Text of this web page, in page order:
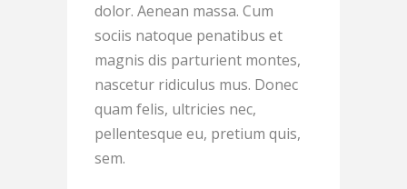
dolor. Aenean massa. Cum
sociis natoque penatibus et
magnis dis parturient montes,
nascetur ridiculus mus. Donec
quam felis, ultricies nec,
pellentesque eu, pretium quis,
sem.